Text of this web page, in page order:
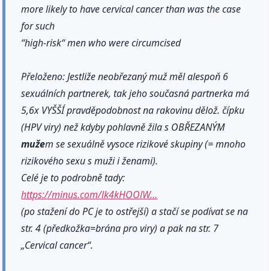
more likely to have cervical cancer than was the case
for such
‘‘high-risk‘‘ men who were circumcised
Přeloženo: Jestliže neobřezaný muž měl alespoň 6
sexuálních partnerek, tak jeho současná partnerka má
5,6x VYŠŠÍ pravděpodobnost na rakovinu dělož. čípku
(HPV viry) než kdyby pohlavně žila s OBŘEZANÝM
mužem se sexuálně vysoce rizikové skupiny (= mnoho
rizikového sexu s muži i ženami).
Celé je to podrobně tady:
https://minus.com/lk4kHOOlW…
(po stažení do PC je to ostřejší) a stačí se podívat se na
str. 4 (předkožka=brána pro viry) a pak na str. 7
„Cervical cancer“.